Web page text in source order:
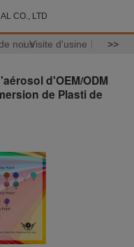
CO., LTD
nousVisite d'usine >>
d'OEM/ODM
de Plasti de